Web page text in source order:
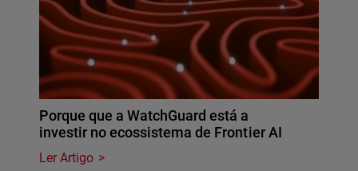
Porque que a WatchGuard está a
investir no ecossistema de Frontier AI
Ler Artigo